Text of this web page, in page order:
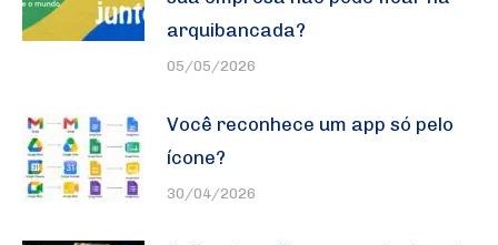
arquibancada?
05/05/2026
Você reconhece um app só pelo
ícone?
30/04/2026